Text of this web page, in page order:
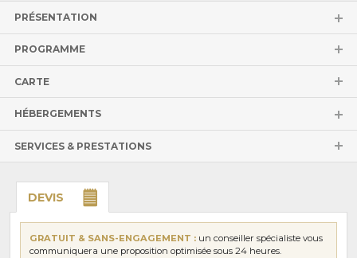
PRÉSENTATION
PROGRAMME
CARTE
HÉBERGEMENTS
SERVICES & PRESTATIONS
DEVIS
GRATUIT & SANS-ENGAGEMENT : un conseiller spécialiste vous
communiquera une proposition optimisée sous 24 heures.